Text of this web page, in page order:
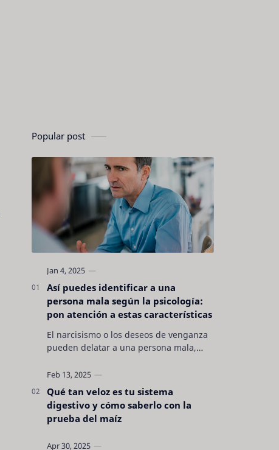
Popular post
Así puedes identificar a una
persona mala según la psicología:
pon atención a estas características
El narcisismo o los deseos de venganza
pueden delatar a una persona mala,
evidentes. Conocerlas puede pro…
Qué tan veloz es tu sistema
digestivo y cómo saberlo con la
prueba del maíz